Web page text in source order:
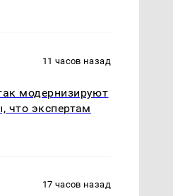
11 часов назад
модернизируют
что экспертам
17 часов назад